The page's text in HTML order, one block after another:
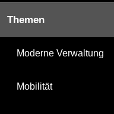
Themen
Moderne Verwaltung
Mobilität